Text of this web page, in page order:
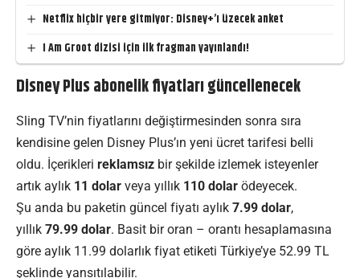
Netflix hiçbir yere gitmiyor: Disney+’ı üzecek anket
I Am Groot dizisi için ilk fragman yayınlandı!
Disney Plus abonelik fiyatları güncellenecek
Sling TV’nin fiyatlarını değiştirmesinden sonra sıra
kendisine gelen Disney Plus’ın yeni ücret tarifesi belli
oldu. İçerikleri reklamsız bir şekilde izlemek isteyenler
artık aylık 11 dolar veya yıllık 110 dolar ödeyecek.
Şu anda bu paketin güncel fiyatı aylık 7.99 dolar,
yıllık 79.99 dolar. Basit bir oran – orantı hesaplamasına
göre aylık 11.99 dolarlık fiyat etiketi Türkiye’ye 52.99 TL
şeklinde yansıtılabilir.